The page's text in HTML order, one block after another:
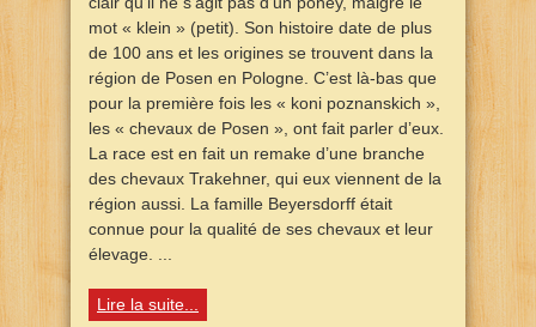
mot « klein » (petit). Son histoire date de plus
de 100 ans et les origines se trouvent dans la
région de Posen en Pologne. C’est là-bas que
pour la première fois les « koni poznanskich »,
les « chevaux de Posen », ont fait parler d’eux.
La race est en fait un remake d’une branche
des chevaux Trakehner, qui eux viennent de la
région aussi. La famille Beyersdorff était
connue pour la qualité de ses chevaux et leur
élevage. ...
Lire la suite...